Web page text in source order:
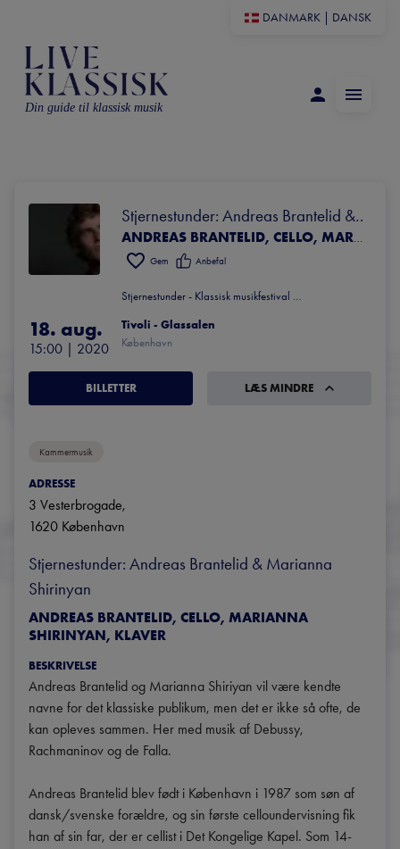
DANMARK DANSK
Din guide til klassisk musik
Stjernestunder: Andreas Brantelid &
Marianna Shirinyan
ANDREAS BRANTELID, CELLO, MARIANNA SHIRINYAN, KLAVER
Gem Anbefal
Stjernestunder - Klassisk musikfestival i Tivoli
18. aug.
15:00 | 2020
Tivoli - Glassalen
København
BILLETTER LÆS MINDRE
Kammermusik
ADRESSE
3 Vesterbrogade,
1620 København
Stjernestunder: Andreas Brantelid & Marianna
Shirinyan
ANDREAS BRANTELID, CELLO, MARIANNA
SHIRINYAN, KLAVER
BESKRIVELSE
Andreas Brantelid og Marianna Shiriyan vil være kendte
navne for det klassiske publikum, men det er ikke så ofte, de
kan opleves sammen. Her med musik af Debussy,
Rachmaninov og de Falla.
Andreas Brantelid blev født i København i 1987 som søn af
dansk/svenske forældre, og sin første celloundervisning fik
han af sin far, der er cellist i Det Kongelige Kapel. Som 14-